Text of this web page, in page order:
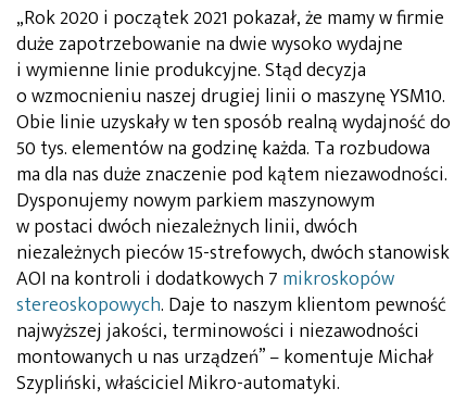
„Rok 2020 i początek 2021 pokazał, że mamy w firmie
duże zapotrzebowanie na dwie wysoko wydajne
i wymienne linie produkcyjne. Stąd decyzja
o wzmocnieniu naszej drugiej linii o maszynę YSM10.
Obie linie uzyskały w ten sposób realną wydajność do
50 tys. elementów na godzinę każda. Ta rozbudowa
ma dla nas duże znaczenie pod kątem niezawodności.
Dysponujemy nowym parkiem maszynowym
w postaci dwóch niezależnych linii, dwóch
niezależnych pieców 15-strefowych, dwóch stanowisk
AOI na kontroli i dodatkowych 7 mikroskopów
stereoskopowych. Daje to naszym klientom pewność
najwyższej jakości, terminowości i niezawodności
montowanych u nas urządzeń” – komentuje Michał
Szypliński, właściciel Mikro-automatyki.